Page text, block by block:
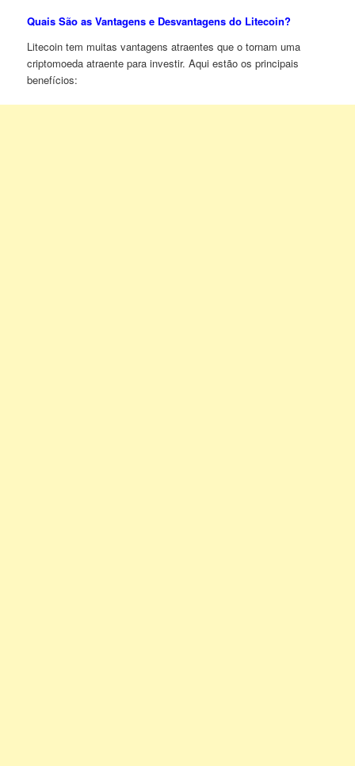
Quais São as Vantagens e Desvantagens do Litecoin?
Litecoin tem muitas vantagens atraentes que o tornam uma
criptomoeda atraente para investir. Aqui estão os principais
benefícios: